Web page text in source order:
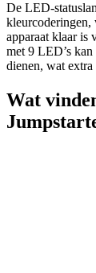
De LED-
kleurcoderingen,
apparaat klaar is
met 9 LED’s
dienen, wat
Wat